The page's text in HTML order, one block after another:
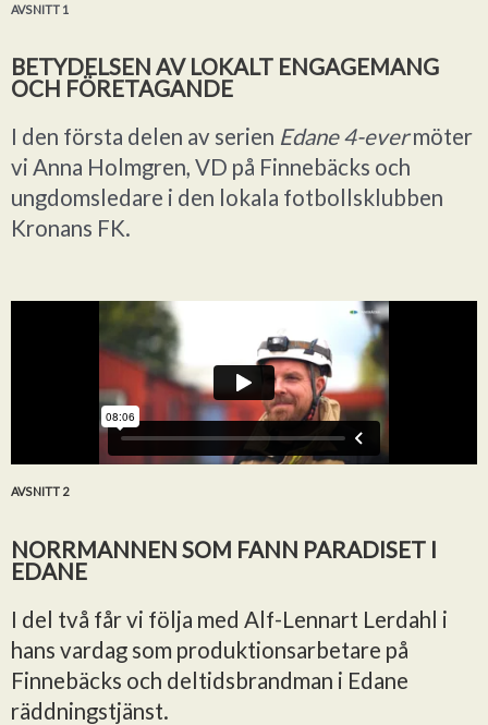
AVSNITT 1
BETYDELSEN AV LOKALT ENGAGEMANG
OCH FÖRETAGANDE
I den första delen av serien Edane 4-evermöter
vi Anna Holmgren, VD på Finnebäcks och
ungdomsledare i den lokala fotbollsklubben
Kronans FK.
AVSNITT 2
NORRMANNEN SOM FANN PARADISET I
EDANE
I del två får vi följa med Alf-Lennart Lerdahl i
hans vardag som produktionsarbetare på
Finnebäcks och deltidsbrandman i Edane
räddningstjänst.